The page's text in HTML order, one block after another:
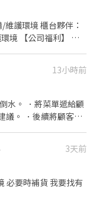
維護環境 櫃台夥伴：
境 【公司福利】 •
13小時前
水。 ．將菜單遞給顧
議。 ．後續將顧客點
師的助手，處理烹飪
．負責洗、剝、削、
具。 ．準備不同餐點
．負責擺盤、打包
3天前
必要時補貨 我要找有